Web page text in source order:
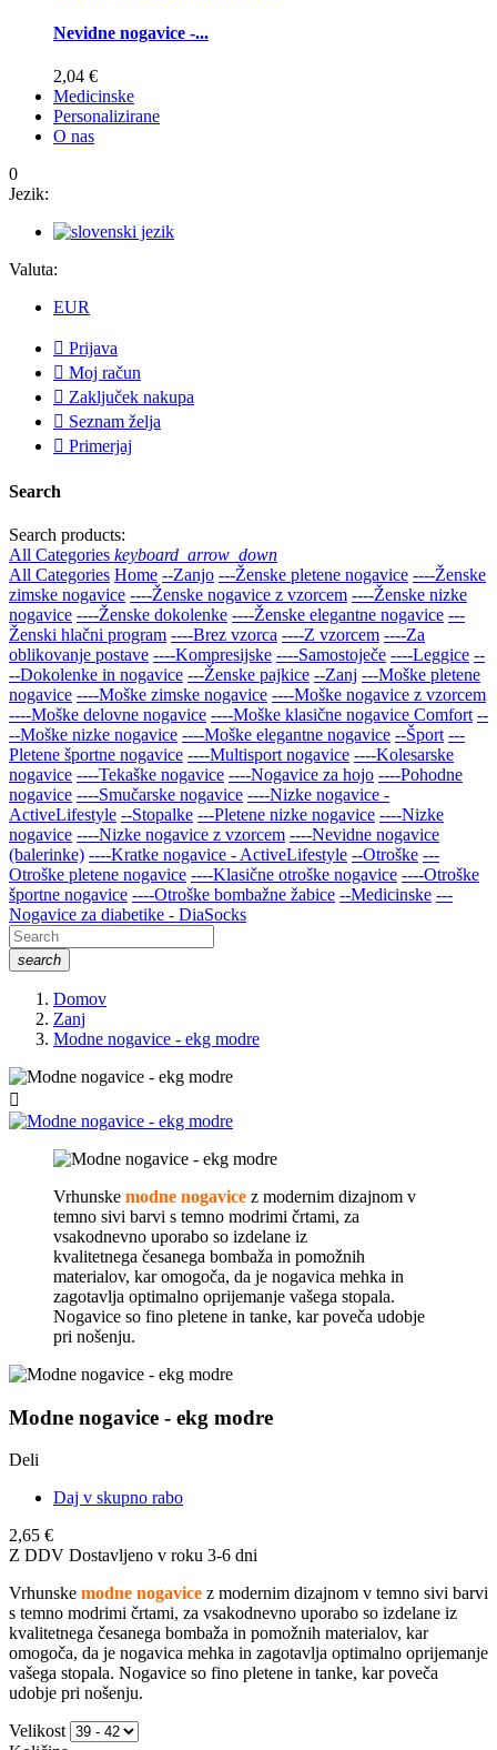
Nevidne nogavice -...
2,04 €
Medicinske
Personalizirane
O nas
0
Jezik:
Valuta:
EUR
 Prijava
 Moj račun
 Zaključek nakupa
 Seznam želja
 Primerjaj
Search
Search products:
All Categories keyboard_arrow_down
All Categories Home --Zanjo ---Ženske pletene nogavice ----Ženske
zimske nogavice ----Ženske nogavice z vzorcem ----Ženske nizke
nogavice ----Ženske dokolenke ----Ženske elegantne nogavice ---
Ženski hlačni program ----Brez vzorca ----Z vzorcem ----Za
oblikovanje postave ----Kompresijske ----Samostoječe ----Leggice --
--Dokolenke in nogavice ---Ženske pajkice --Zanj ---Moške pletene
nogavice ----Moške zimske nogavice ----Moške nogavice z vzorcem
----Moške delovne nogavice ----Moške klasične nogavice Comfort --
--Moške nizke nogavice ----Moške elegantne nogavice --Šport ---
Pletene športne nogavice ----Multisport nogavice ----Kolesarske
nogavice ----Tekaške nogavice ----Nogavice za hojo ----Pohodne
nogavice ----Smučarske nogavice ----Nizke nogavice -
ActiveLifestyle --Stopalke ---Pletene nizke nogavice ----Nizke
nogavice ----Nizke nogavice z vzorcem ----Nevidne nogavice
(balerinke) ----Kratke nogavice - ActiveLifestyle --Otroške ---
Otroške pletene nogavice ----Klasične otroške nogavice ----Otroške
športne nogavice ----Otroške bombažne žabice --Medicinske ---
Nogavice za diabetike - DiaSocks
search
Domov
Zanj
Modne nogavice - ekg modre

Vrhunske modne nogavice z modernim dizajnom v
temno sivi barvi s temno modrimi črtami, za
vsakodnevno uporabo so izdelane iz
kvalitetnega česanega bombaža in pomožnih
materialov, kar omogoča, da je nogavica mehka in
zagotavlja optimalno oprijemanje vašega stopala.
Nogavice so fino pletene in tanke, kar poveča udobje
pri nošenju.
Modne nogavice - ekg modre
Deli
Daj v skupno rabo
2,65 €
Z DDV Dostavljeno v roku 3-6 dni
Vrhunske modne nogavice z modernim dizajnom v temno sivi barvi
s temno modrimi črtami, za vsakodnevno uporabo so izdelane iz
kvalitetnega česanega bombaža in pomožnih materialov, kar
omogoča, da je nogavica mehka in zagotavlja optimalno oprijemanje
vašega stopala. Nogavice so fino pletene in tanke, kar poveča
udobje pri nošenju.
Velikost